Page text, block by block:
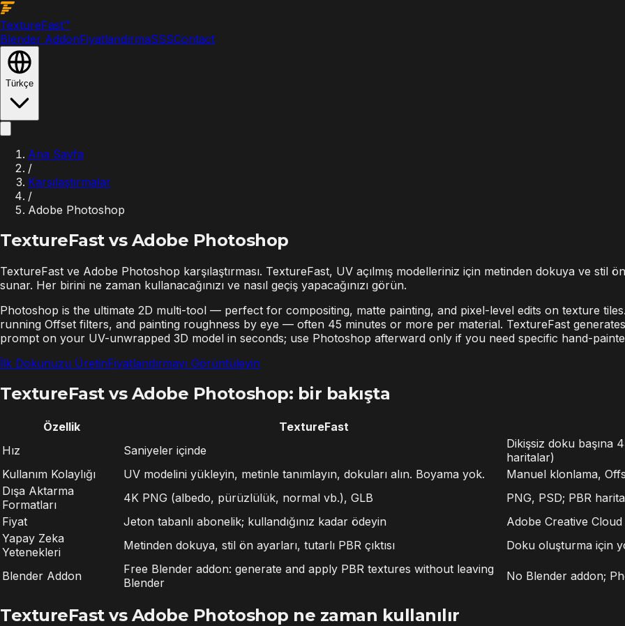
TextureFast™
Blender AddonFiyatlandırmaSSSContact
Türkçe
Ana Sayfa
/
Karşılaştırmalar
/
Adobe Photoshop
TextureFast vs Adobe Photoshop
TextureFast ve Adobe Photoshop karşılaştırması. TextureFast, UV açılmış modelleriniz için metinden dokuya ve stil
sunar. Her birini ne zaman kullanacağınızı ve nasıl geçiş yapacağınızı görün.
Photoshop is the ultimate 2D multi-tool — perfect for compositing, matte painting, and pixel-level edits on texture
running Offset filters, and painting roughness by eye — often 45 minutes or more per material. TextureFast
prompt on your UV-unwrapped 3D model in seconds; use Photoshop afterward only if you need specific hand-
İlk Dokunuzu ÜretinFiyatlandırmayı Görüntüleyin
TextureFast vs Adobe Photoshop: bir bakışta
Özellik
TextureFast
Hız
Saniyeler içinde
Dikişsiz doku başına
haritalar)
Kullanım Kolaylığı
UV modelini yükleyin, metinle tanımlayın, dokuları alın. Boyama yok.
Manuel klonlama,
Dışa Aktarma
Formatları
4K PNG (albedo, pürüzlülük, normal vb.), GLB
PNG, PSD; PBR
Fiyat
Jeton tabanlı abonelik; kullandığınız kadar ödeyin
Adobe Creative
Yapay Zeka
Yetenekleri
Metinden dokuya, stil ön ayarları, tutarlı PBR çıktısı Doku oluşturma için
Blender Addon
Free Blender addon: generate and apply PBR textures without leaving
Blender
No Blender addon;
TextureFast vs Adobe Photoshop ne zaman kullanılır